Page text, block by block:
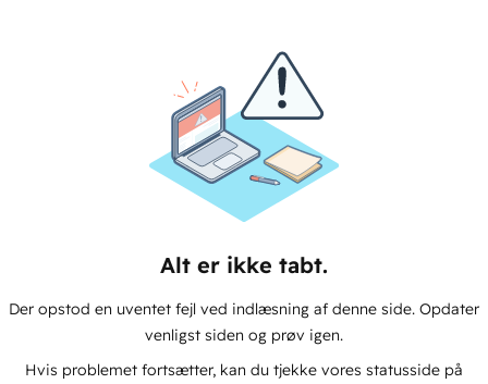
Alt er ikke tabt.
Der opstod en uventet fejl ved indlæsning af denne side. Opdater
venligst siden og prøv igen.
Hvis problemet fortsætter, kan du tjekke vores statusside på